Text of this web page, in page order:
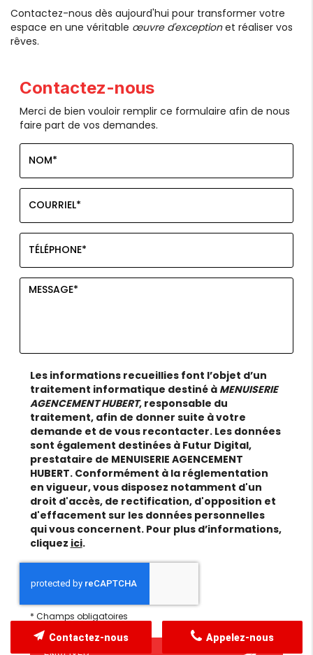
Contactez-nous dès aujourd'hui pour transformer votre
espace en une véritable œuvre d'exceptionet réaliser vos
rêves.
Contactez-nous
Merci de bien vouloir remplir ce formulaire afin de nous
faire part de vos demandes.
Les informations recueillies font l’objet d’un
traitement informatique destiné àMENUISERIE
AGENCEMENT HUBERT, responsable du
traitement, afin de donner suite à votre
demande et de vous recontacter. Les données
sont également destinées à Futur Digital,
prestataire de MENUISERIE AGENCEMENT
HUBERT. Conformément à la réglementation
en vigueur, vous disposez notamment d'un
droit d'accès, de rectification, d'opposition et
d'effacement sur les données personnelles
qui vous concernent. Pour plus d’informations,
cliquez ici.
* Champs obligatoires
Appelez-nous
Contactez-nous